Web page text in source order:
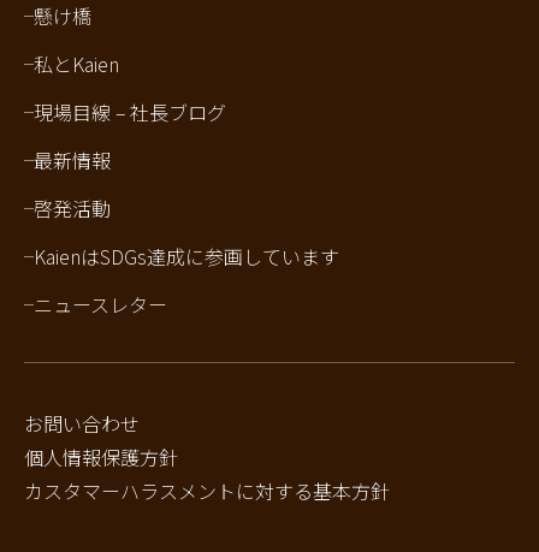
懸け橋
私とKaien
現場目線 – 社長ブログ
最新情報
啓発活動
KaienはSDGs達成に参画しています
ニュースレター
お問い合わせ
個人情報保護方針
カスタマーハラスメントに対する基本方針